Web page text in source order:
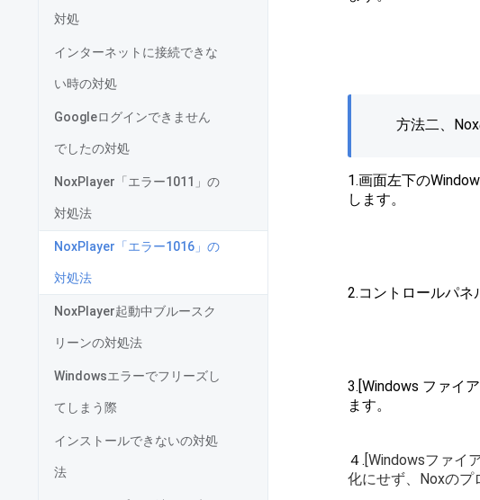
対処
インターネットに接続できな
い時の対処
Googleログインできません
でしたの対処
NoxPlayer「エラー1011」の
対処法
NoxPlayer「エラー1016」の
対処法
NoxPlayer起動中ブルースク
リーンの対処法
Windowsエラーでフリーズし
てしまう際
インストールできないの対処
法
方法二、
1.画面左下の
します。
2.コントロールパネ
3.[Windows ファイ
ます。
４.[Windowsファイ
化にせず、Noxのプ